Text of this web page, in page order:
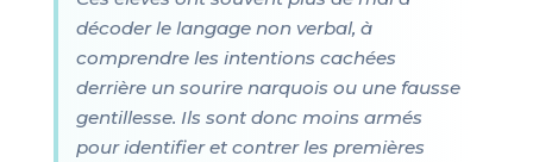
décoder le langage non verbal, à
comprendre les intentions cachées
derrière un sourire narquois ou une fausse
gentillesse. Ils sont donc moins armés
pour identifier et contrer les premières